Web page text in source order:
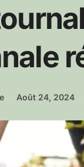
Août 24, 2024